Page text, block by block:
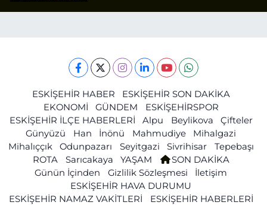
ESKİŞEHİR HABER
ESKİŞEHİR SON DAKİKA
EKONOMİ
GÜNDEM
ESKİŞEHİRSPOR
ESKİŞEHİR İLÇE HABERLERİ
Alpu Beylikova
Çifteler
Günyüzü
Han İnönü Mahmudiye
Mihalgazi
Mihalıççık
Odunpazarı Seyitgazi Sivrihisar
Tepebaşı
ROTA
Sarıcakaya YAŞAM
SON DAKİKA
Günün İçinden
Gizlilik Sözleşmesi
İletişim
ESKİŞEHİR HAVA DURUMU
ESKİŞEHİR NAMAZ VAKİTLERİ
ESKİŞEHİR HABERLERİ